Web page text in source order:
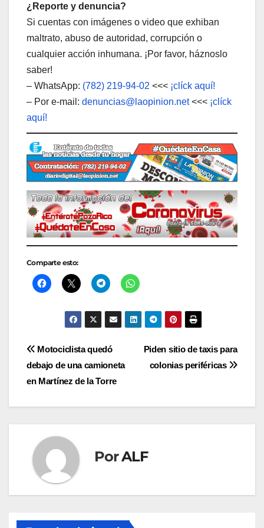
¿Reporte y denuncia?
Si cuentas con imágenes o video que exhiban
maltrato, abuso de autoridad, corrupción o
cualquier acción inhumana. ¡Por favor, háznoslo
saber!
– WhatsApp: (782) 219-94-02 <<< ¡clíck aquí!
– Por e-mail: denuncias@laopinion.net<<< ¡clíck
aquí!
Comparte esto:
Navegación
de
entradas
Piden sitio de taxis para
colonias periféricas
Motociclista quedó
debajo de una camioneta
en Martínez de la Torre
PorALF